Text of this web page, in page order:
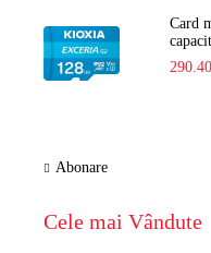
Card
Abonare
Cele mai Vândute